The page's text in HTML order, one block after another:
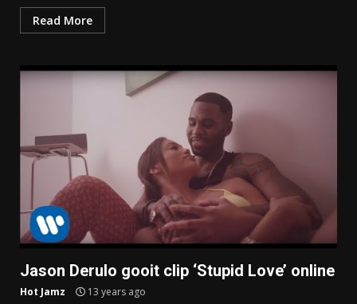
Read More
Jason Derulo gooit clip ‘Stupid Love’ online
Hot Jamz 13 years ago